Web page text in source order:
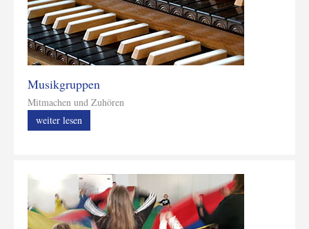
Musikgruppen
Mitmachen und Zuhören
weiter lesen